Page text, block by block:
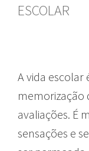
ESCOLAR
A vida escolar
memorização
avaliações. É
sensações e